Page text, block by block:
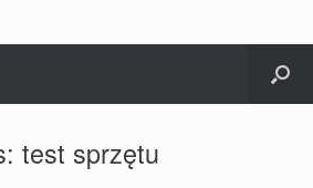
test sprzętu